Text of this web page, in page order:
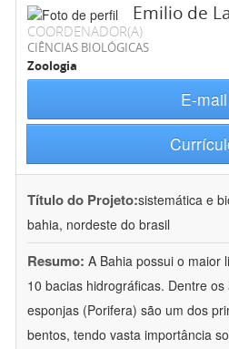
Emilio de
COORDENADOR(A)
CIÊNCIAS BIOLÓGICAS
Zoologia
E-mail
Título do Projeto:sistemática e
bahia, nordeste do brasil
Resumo: A Bahia possui o maior
10 bacias hidrográficas. Dentre
esponjas (Porifera) são um dos
bentos, tendo vasta importância